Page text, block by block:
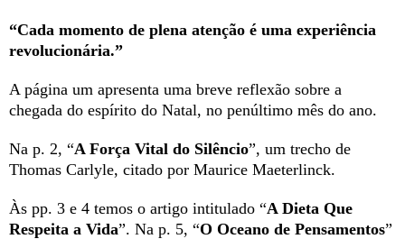
“Cada momento de plena atenção é uma experiência
revolucionária.”
A página um apresenta uma breve reflexão sobre a
chegada do espírito do Natal, no penúltimo mês do ano.
Na p. 2, “A Força Vital do Silêncio”, um trecho de
Thomas Carlyle, citado por Maurice Maeterlinck.
Às pp. 3 e 4 temos o artigo intitulado “A Dieta Que
Respeita a Vida”. Na p. 5, “O Oceano de Pensamentos”